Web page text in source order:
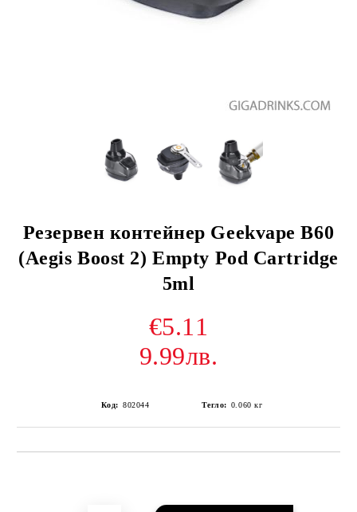
Резервен контейнер Geekvape B60
(Aegis Boost 2) Empty Pod Cartridge
5ml
€5.11
9.99лв.
Код: 802044 Тегло: 0.060 кг